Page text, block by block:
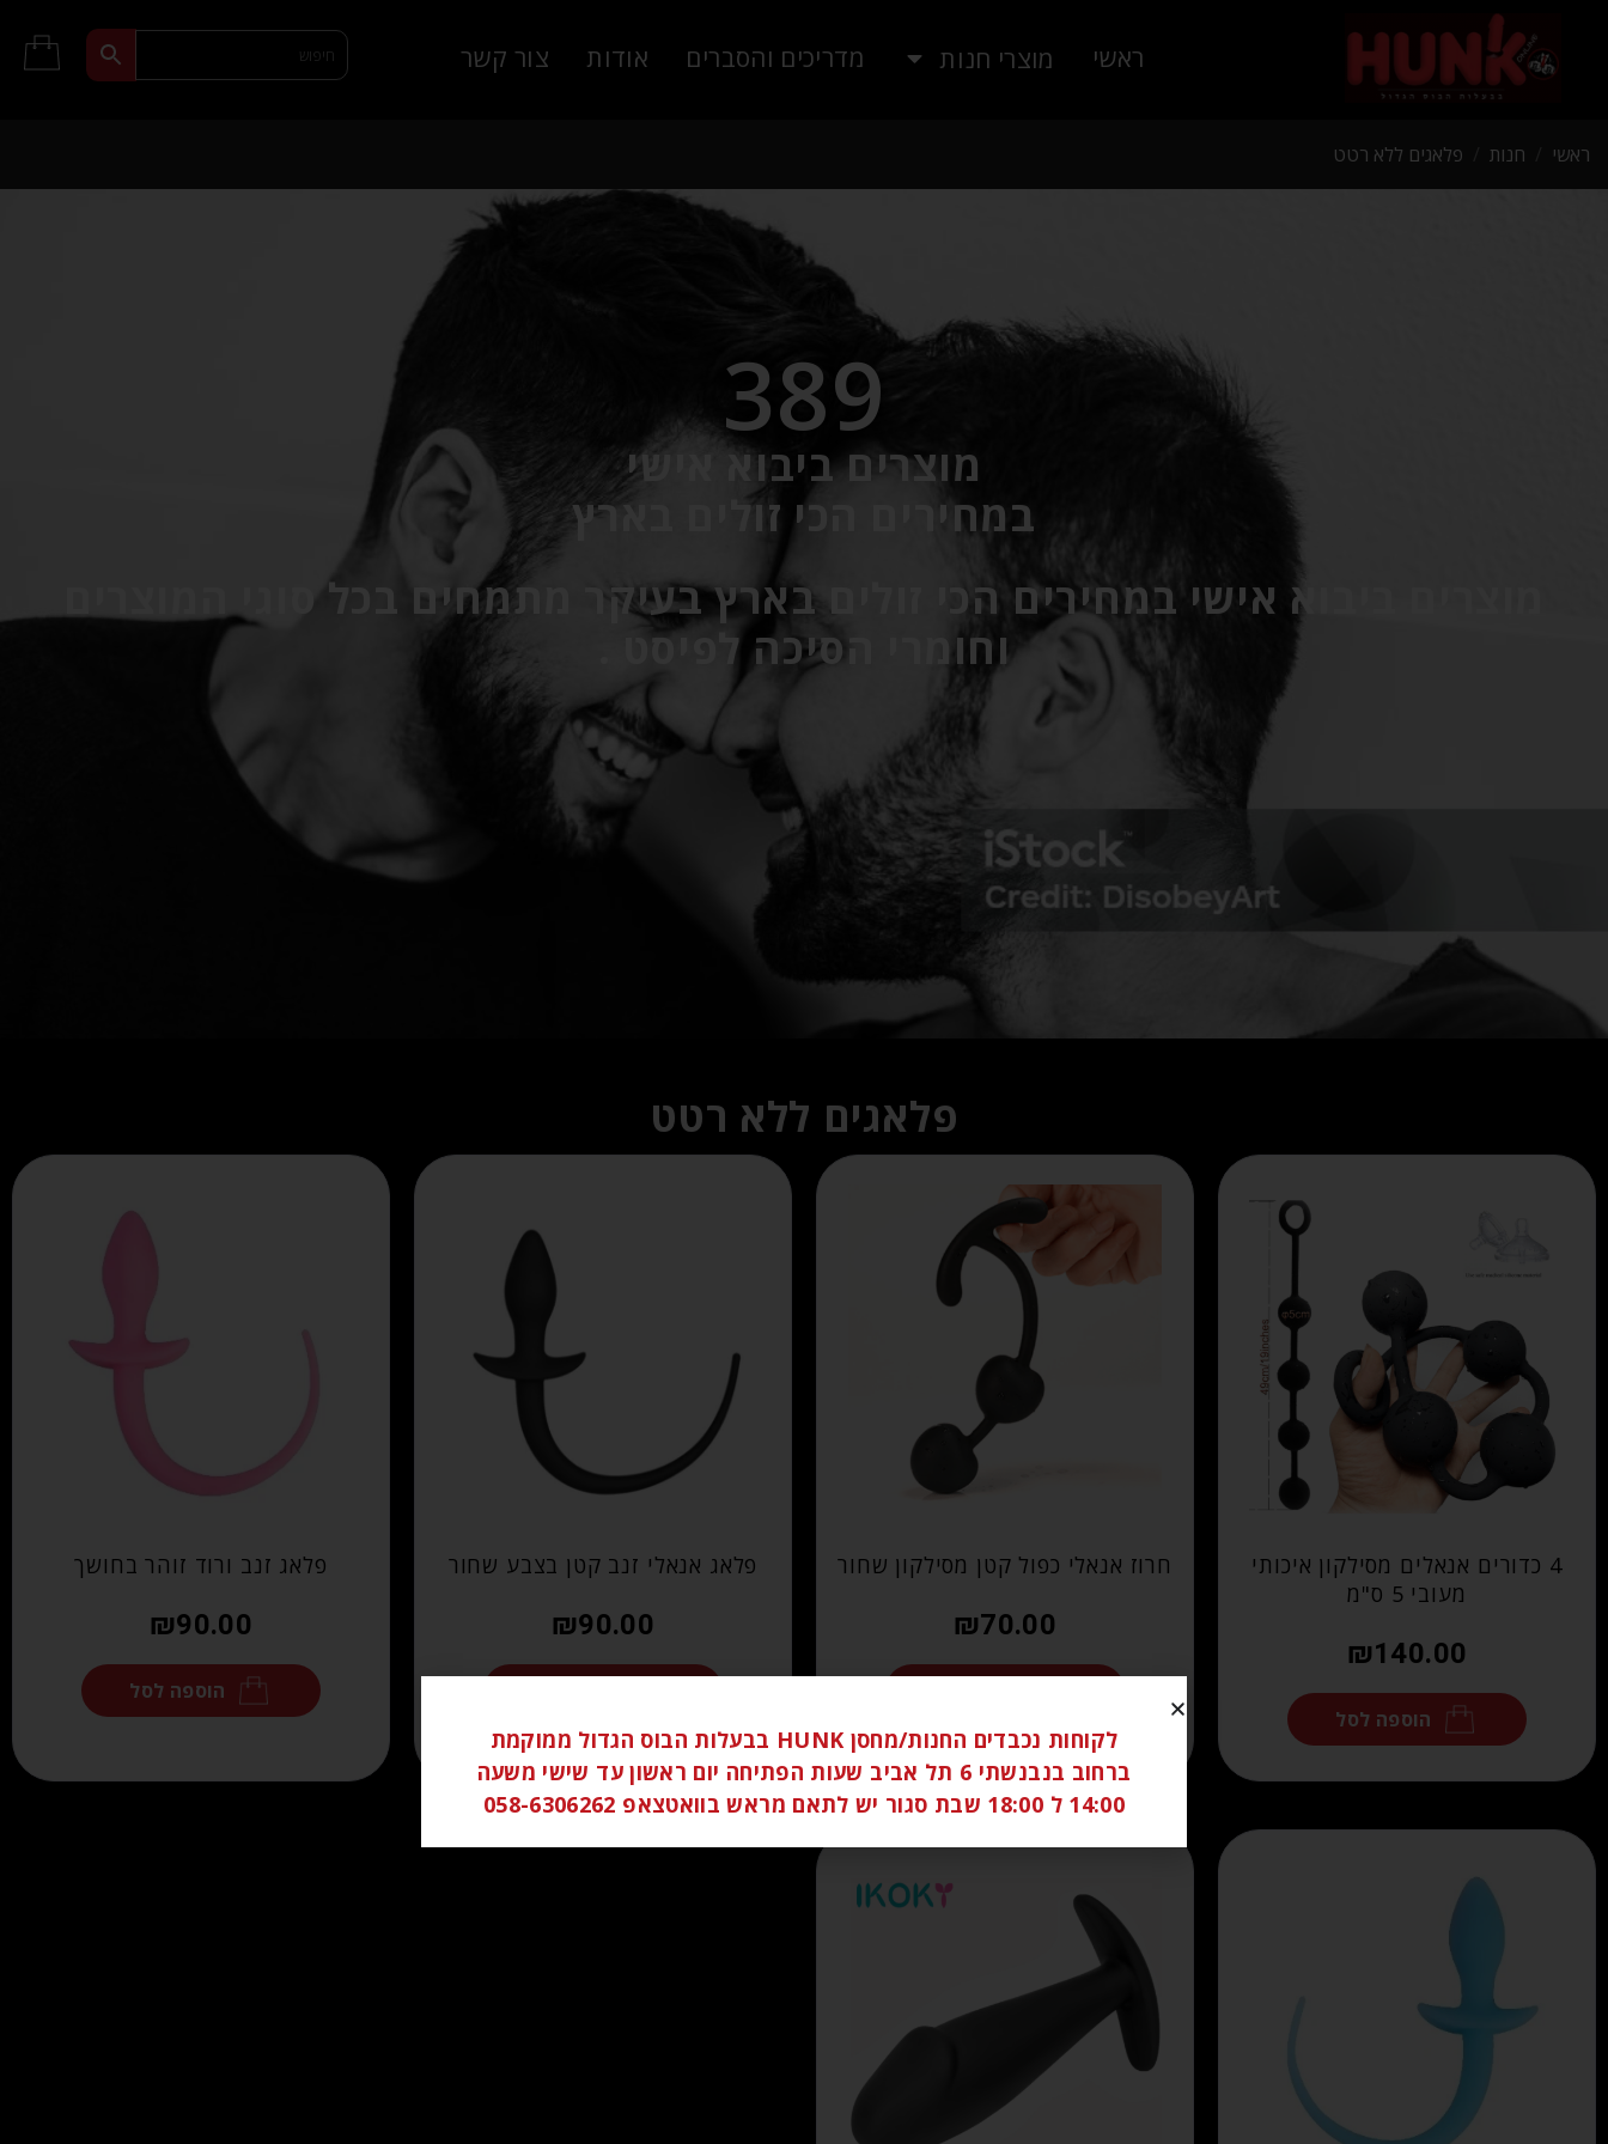
ראשי מוצרי חנות מדריכים והסברים אודות צור קשר
ראשי חנות פלאגים ללא רטט
389
מוצרים ביבוא אישי
​​​​​​​במחירים הכי זולים בארץ
מוצרים ביבוא אישי במחירים הכי זולים בארץ בעיקר מתמחים בכל סוגי המוצרים
וחומרי הסיכה לפיסט .
פלאגים ללא רטט
4 כדורים אנאלים מסילקון איכותי
מעובי 5 ס"מ
₪140.00
הוספה לסל
חרוז אנאלי כפול קטן מסילקון שחור
₪70.00
פלאג אנאלי זנב קטן בצבע שחור
₪90.00
פלאג זנב ורוד זוהר בחושך
₪90.00
הוספה לסל
לקוחות נכבדים החנות/מחסן HUNK בבעלות הבוס הגדול ממוקמת
ברחוב בנבנשתי 6 תל אביב שעות הפתיחה יום ראשון עד שישי משעה
14:00 ל 18:00 שבת סגור יש לתאם מראש בוואטצאפ 058-6306262